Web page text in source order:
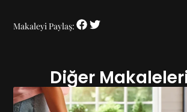
Makaleyi Paylaş:
Diğer